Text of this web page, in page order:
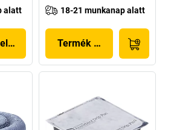
alatt 18-21 munkanap alatt
Termék megjelenítése